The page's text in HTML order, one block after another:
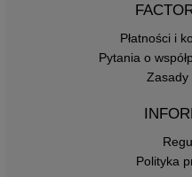
Płatności i
Pytania o
Zasady
Polityka